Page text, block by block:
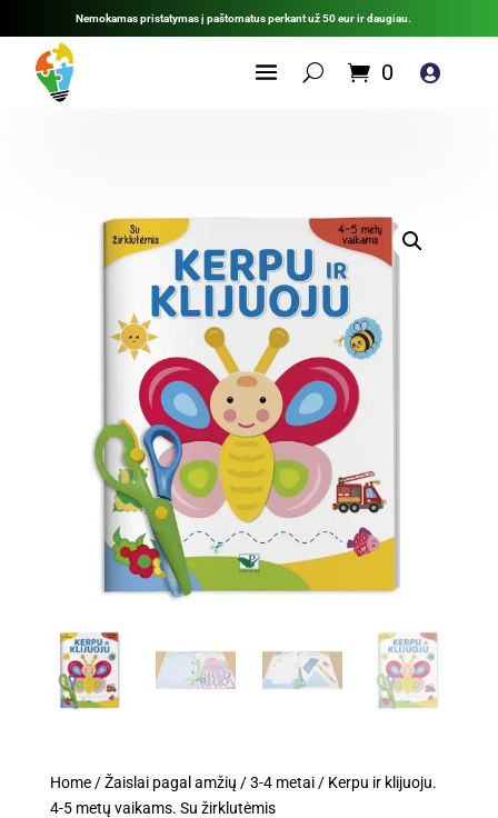
Nemokamas pristatymas į paštomatus perkant už 50 eur ir daugiau.
0 
Home/Žaislai pagal amžių /3-4 metai/ Kerpu ir klijuoju.
4-5 metų vaikams. Su žirklutėmis